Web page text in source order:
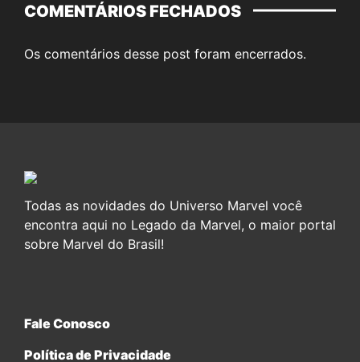
COMENTÁRIOS FECHADOS
Os comentários desse post foram encerrados.
Todas as novidades do Universo Marvel você
encontra aqui no Legado da Marvel, o maior portal
sobre Marvel do Brasil!
Fale Conosco
Política de Privacidade